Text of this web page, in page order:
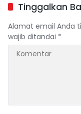
Tinggalkan
Alamat email Anda
wajib ditandai *